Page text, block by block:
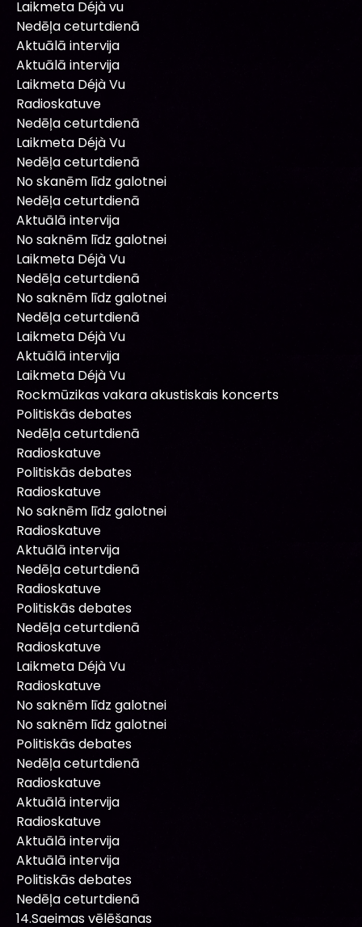
Laikmeta Déjà vu
Nedēļa ceturtdienā
Aktuālā intervija
Aktuālā intervija
Laikmeta Déjà Vu
Radioskatuve
Nedēļa ceturtdienā
Laikmeta Déjà Vu
Nedēļa ceturtdienā
No skanēm līdz galotnei
Nedēļa ceturtdienā
Aktuālā intervija
No saknēm līdz galotnei
Laikmeta Déjà Vu
Nedēļa ceturtdienā
No saknēm līdz galotnei
Nedēļa ceturtdienā
Laikmeta Déjà Vu
Aktuālā intervija
Laikmeta Déjà Vu
Rockmūzikas vakara akustiskais koncerts
Politiskās debates
Nedēļa ceturtdienā
Radioskatuve
Politiskās debates
Radioskatuve
No saknēm līdz galotnei
Radioskatuve
Aktuālā intervija
Nedēļa ceturtdienā
Radioskatuve
Politiskās debates
Nedēļa ceturtdienā
Radioskatuve
Laikmeta Déjà Vu
Radioskatuve
No saknēm līdz galotnei
No saknēm līdz galotnei
Politiskās debates
Nedēļa ceturtdienā
Radioskatuve
Aktuālā intervija
Radioskatuve
Aktuālā intervija
Aktuālā intervija
Politiskās debates
Nedēļa ceturtdienā
14.Saeimas vēlēšanas